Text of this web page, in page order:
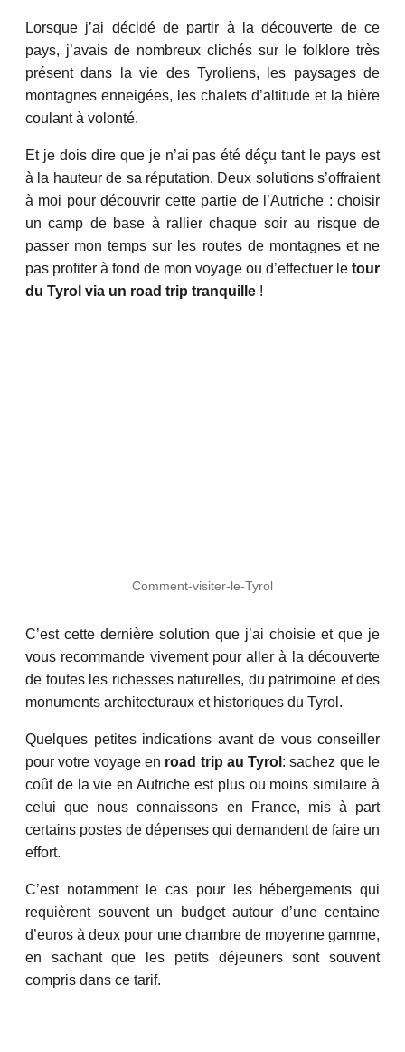
Lorsque j’ai décidé de partir à la découverte de ce
pays, j’avais de nombreux clichés sur le folklore très
présent dans la vie des Tyroliens, les paysages de
montagnes enneigées, les chalets d’altitude et la bière
coulant à volonté.
Et je dois dire que je n’ai pas été déçu tant le pays est
à la hauteur de sa réputation. Deux solutions s’offraient
à moi pour découvrir cette partie de l’Autriche : choisir
un camp de base à rallier chaque soir au risque de
passer mon temps sur les routes de montagnes et ne
pas profiter à fond de mon voyage ou d’effectuer le tour
du Tyrol via un road trip tranquille !
Comment-visiter-le-Tyrol
C’est cette dernière solution que j’ai choisie et que je
vous recommande vivement pour aller à la découverte
de toutes les richesses naturelles, du patrimoine et des
monuments architecturaux et historiques du Tyrol.
Quelques petites indications avant de vous conseiller
pour votre voyage en road trip au Tyrol : sachez que le
coût de la vie en Autriche est plus ou moins similaire à
celui que nous connaissons en France, mis à part
certains postes de dépenses qui demandent de faire un
effort.
C’est notamment le cas pour les hébergements qui
requièrent souvent un budget autour d’une centaine
d’euros à deux pour une chambre de moyenne gamme,
en sachant que les petits déjeuners sont souvent
compris dans ce tarif.